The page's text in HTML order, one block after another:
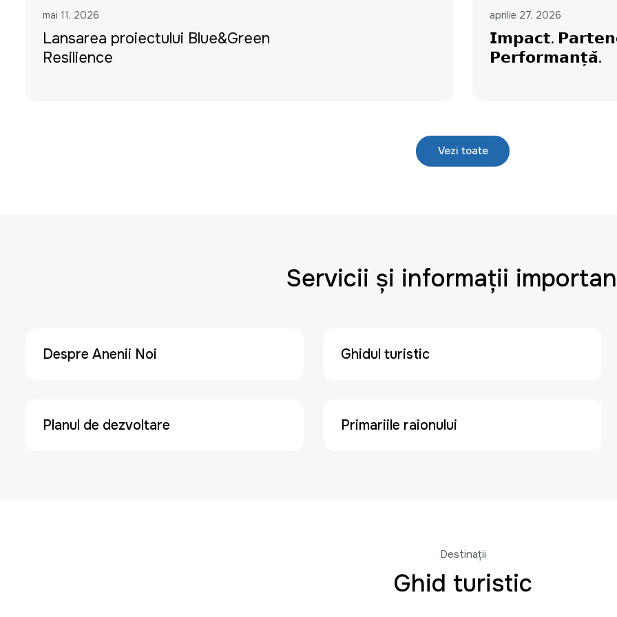
mai 11, 2026
Lansarea proiectului Blue&Green
Resilience
aprilie 27, 2026
𝗜𝗺𝗽𝗮𝗰𝘁.
𝗣𝗲𝗿𝗳𝗼𝗿𝗺𝗮𝗻𝘁̦𝗮̆.
Vezi toate
Servicii și informații
Despre Anenii Noi Ghidul turistic
Planul de dezvoltare Primariile raionului
Destinații
Ghid turistic